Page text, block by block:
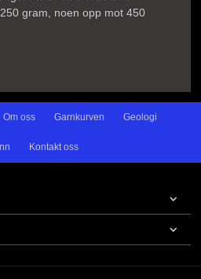
gram, noen opp mot 450
Om oss Garnkurven Geologi
Kontakt oss